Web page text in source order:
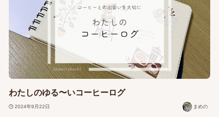
わたしのゆる〜いコーヒーログ
2024年9月22日 まめの